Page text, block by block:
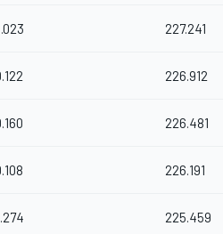
227.241
226.912
226.481
226.191
225.459